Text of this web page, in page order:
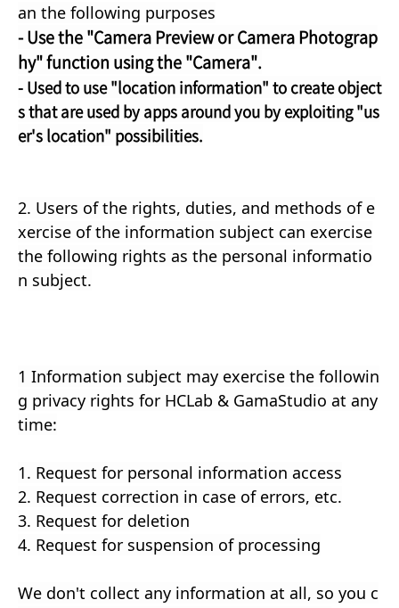
an the following purposes
- Use the "Camera Preview or Camera Photograp
hy" function using the "Camera".
- Used to use "location information" to create object
s that are used by apps around you by exploiting "us
er's location" possibilities.
2. Users of the rights, duties, and methods of e
xercise of the information subject can exercise
the following rights as the personal informatio
n subject.
1 Information subject may exercise the followin
g privacy rights for HCLab & GamaStudio at any
time:
1. Request for personal information access
2. Request correction in case of errors, etc.
3. Request for deletion
4. Request for suspension of processing
We don't collect any information at all, so you c